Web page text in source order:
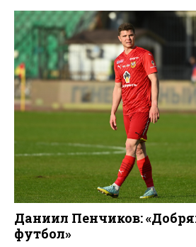
Даниил Пенчиков:
футбол»